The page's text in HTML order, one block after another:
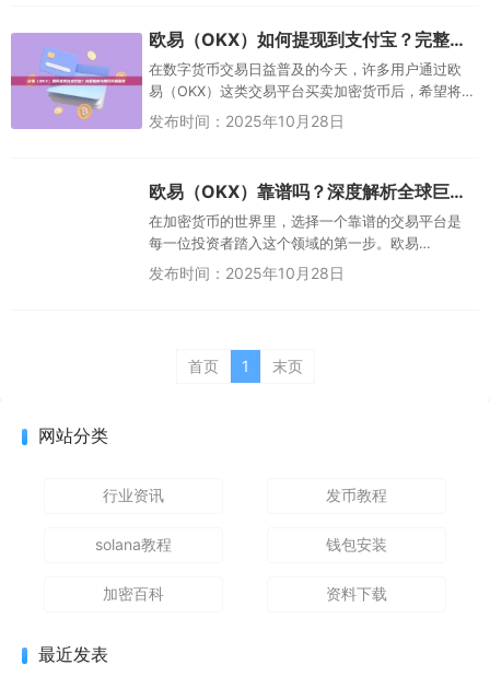
欧易（OKX）如何提现到支付宝？完整指南与常见问题解答
在数字货币交易日益普及的今天，许多用户通过欧
易（OKX）这类交易平台买卖加密货币后，希望将
收益快速提现到日常支付工具中，例如支付宝。支
发布时间：2025年10月28日
欧易（OKX）靠谱吗？深度解析全球巨头的安全、合规与风险
在加密货币的世界里，选择一个靠谱的交易平台是
每一位投资者踏入这个领域的第一步。欧易
（OKX）作为全球顶尖的数字资产交易平台之一，
发布时间：2025年10月28日
首页 1 末页
网站分类
行业资讯 发币教程
solana教程 钱包安装
加密百科 资料下载
最近发表